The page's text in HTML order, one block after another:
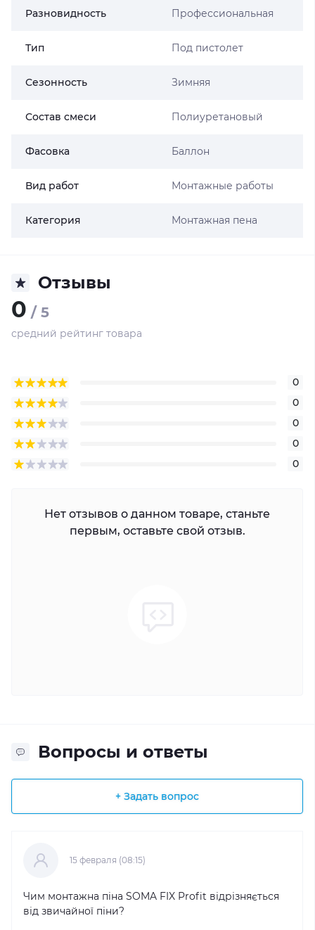
Разновидность Профессиональная
Тип Под пистолет
Сезонность Зимняя
Состав смеси Полиуретановый
Фасовка Баллон
Вид работ Монтажные работы
Категория Монтажная пена
Отзывы
0 / 5
средний рейтинг товара
0
0
0
0
0
Нет отзывов о данном товаре, станьте
первым, оставьте свой отзыв.
Вопросы и ответы
+ Задать вопрос
15 февраля (08:15)
Чим монтажна піна SOMA FIX Profit відрізняється
від звичайної піни?